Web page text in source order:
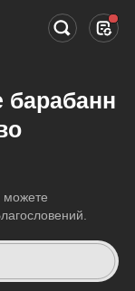
барабанн
можете